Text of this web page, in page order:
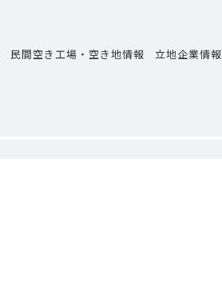
民間空き工場・空き地情報 立地企業情報